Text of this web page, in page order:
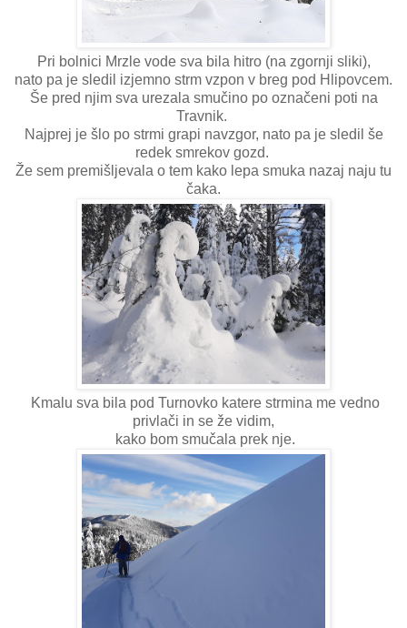
Pri bolnici Mrzle vode sva bila hitro (na zgornji sliki),
nato pa je sledil izjemno strm vzpon v breg pod Hlipovcem.
Še pred njim sva urezala smučino po označeni poti na
Travnik.
Najprej je šlo po strmi grapi navzgor, nato pa je sledil še
redek smrekov gozd.
Že sem premišljevala o tem kako lepa smuka nazaj naju tu
čaka.
Kmalu sva bila pod Turnovko katere strmina me vedno
privlači in se že vidim,
kako bom smučala prek nje.